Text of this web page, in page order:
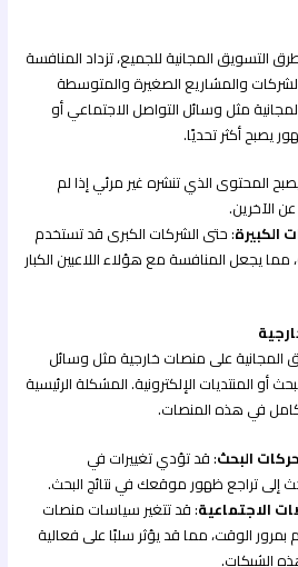
التسويق المجانية للجميع، تزداد المنافسة
والمشاريع الصغيرة والمتوسطة
مثل وسائل التواصل الاجتماعي أو
يصبح أكثر تحديًا.
المحتوى الذي تنشره غير مرئي إذا لم
الآخرين.
الكبيرة: حتى الشركات الكبرى قد تستخدم
مما يجعل المنافسة مع هؤلاء اللاعبين الكبار
المجانية على منصات خارجية مثل وسائل
أو المنتديات الإلكترونية. المشكلة الرئيسية
في هذه المنصات.
البحث: قد تؤدي تغييرات في
إلى تراجع ظهور موقعك في نتائج البحث.
الاجتماعية: قد تتغير سياسات منصات
الوقت، مما قد يؤثر سلبًا على فعالية
الشبكات.